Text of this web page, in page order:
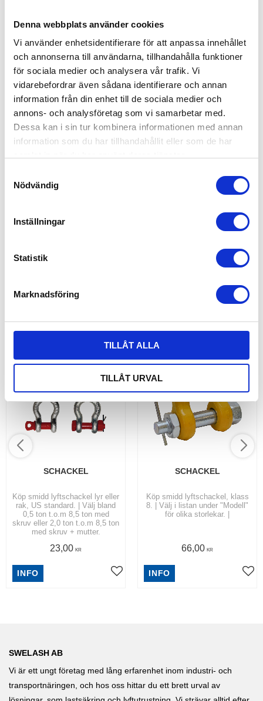
Denna webbplats använder cookies
Vi använder enhetsidentifierare för att anpassa innehållet
och annonserna till användarna, tillhandahålla funktioner
för sociala medier och analysera vår trafik. Vi
vidarebefordrar även sådana identifierare och annan
information från din enhet till de sociala medier och
annons- och analysföretag som vi samarbetar med.
Dessa kan i sin tur kombinera informationen med annan
information som du har tillhandahållit eller som de har
Nödvändig
Inställningar
Statistik
Marknadsföring
TILLÅT ALLA
TILLÅT URVAL
KULLAGRAD SWIVEL, KL8
Köp säkerhetskrok med
mellan storlekarna 6, 8, 10, 13
och 16 mm. | För produktens
maximala arbetslast se WLL
SCHACKEL
Köp smidd lyftschackel lyr eller
rak, US standard. | Välj bland
0,5 ton t.o.m 8,5 ton med
skruv eller 2,0 ton t.o.m 8,5 ton
med skruv + mutter.
23,00 KR
INFO
SCHACKEL
Köp smidd lyftschackel, klass
8. | Välj i listan under "Modell"
för olika storlekar. |
66,00 KR
INFO
SWELASH AB
Vi är ett ungt företag med lång erfarenhet inom industri- och
transportnäringen, och hos oss hittar du ett brett urval av